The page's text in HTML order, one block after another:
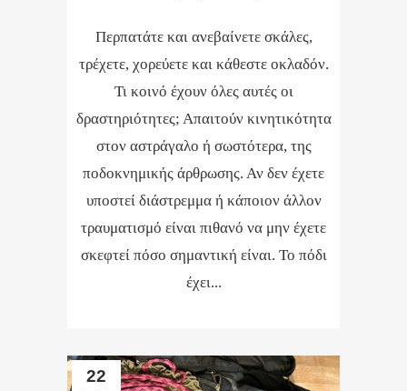
Περπατάτε και ανεβαίνετε σκάλες,
τρέχετε, χορεύετε και κάθεστε οκλαδόν.
Τι κοινό έχουν όλες αυτές οι
δραστηριότητες; Απαιτούν κινητικότητα
στον αστράγαλο ή σωστότερα, της
ποδοκνημικής άρθρωσης. Αν δεν έχετε
υποστεί διάστρεμμα ή κάποιον άλλον
τραυματισμό είναι πιθανό να μην έχετε
σκεφτεί πόσο σημαντική είναι. Το πόδι
έχει...
22